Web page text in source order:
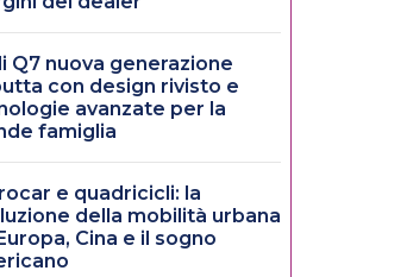
Q7 nuova generazione
con design rivisto e
avanzate per la
famiglia
e quadricicli: la
della mobilità urbana
Cina e il sogno